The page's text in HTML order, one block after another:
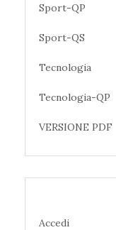
Sport-QP
Sport-QS
Tecnologia
Tecnologia-QP
VERSIONE PDF
Accedi